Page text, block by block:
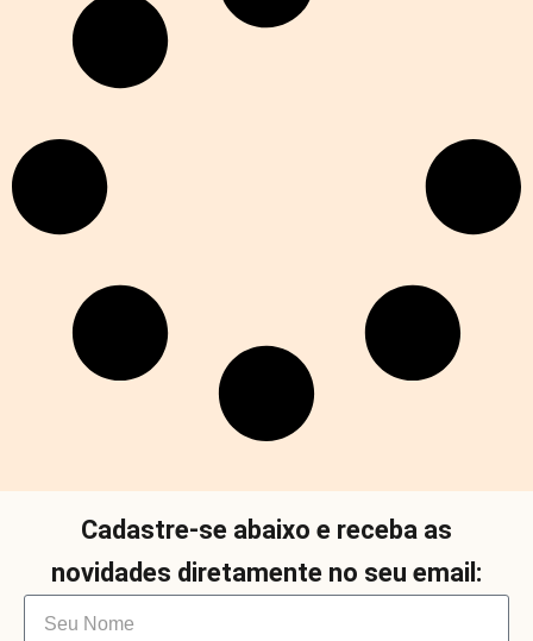
Cadastre-se abaixo e receba as
novidades diretamente no seu email: